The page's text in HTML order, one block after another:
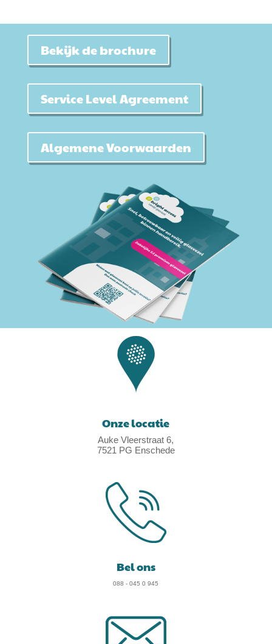
Bekijk de brochure
Service Level Agreement
Algemene Voorwaarden
Onze locatie
Auke Vleerstraat 6,
7521 PG Enschede
Bel ons
088 - 045 0 945